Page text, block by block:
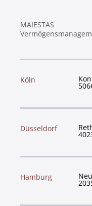
MAIESTAS
Köln
Düsseldorf
Hamburg